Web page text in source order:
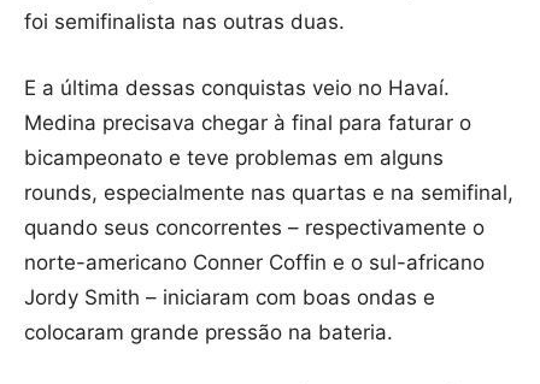
foi semifinalista nas outras duas.
E a última dessas conquistas veio no Havaí.
Medina precisava chegar à final para faturar o
bicampeonato e teve problemas em alguns
rounds, especialmente nas quartas e na semifinal,
quando seus concorrentes – respectivamente o
norte-americano Conner Coffin e o sul-africano
Jordy Smith – iniciaram com boas ondas e
colocaram grande pressão na bateria.